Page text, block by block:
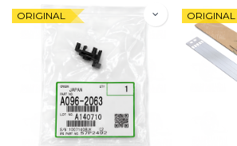
ORIGINAL ORIGINAL